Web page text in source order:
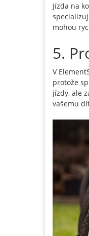
Jízda na
mohou
5.
V
protože
jízdy, ale
vašemu